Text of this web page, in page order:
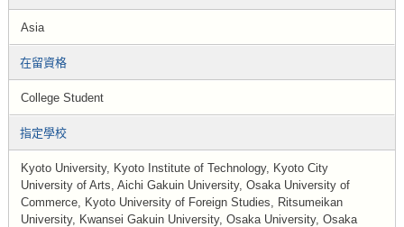
Asia
在留資格
College Student
指定學校
Kyoto University, Kyoto Institute of Technology, Kyoto City
University of Arts, Aichi Gakuin University, Osaka University of
Commerce, Kyoto University of Foreign Studies, Ritsumeikan
University, Kwansei Gakuin University, Osaka University, Osaka